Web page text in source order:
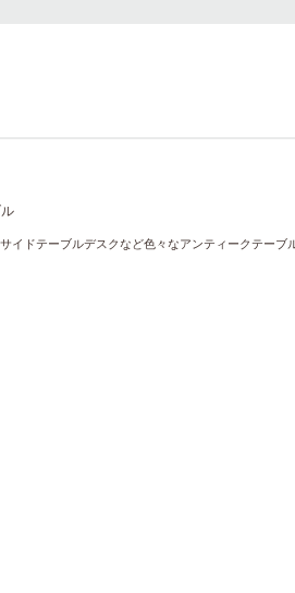
イドテーブルデスクなど色々なアンティークテー